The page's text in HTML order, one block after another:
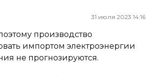
31 июля 2023 14:16
производство
импортом электроэнергии
не прогнозируются.